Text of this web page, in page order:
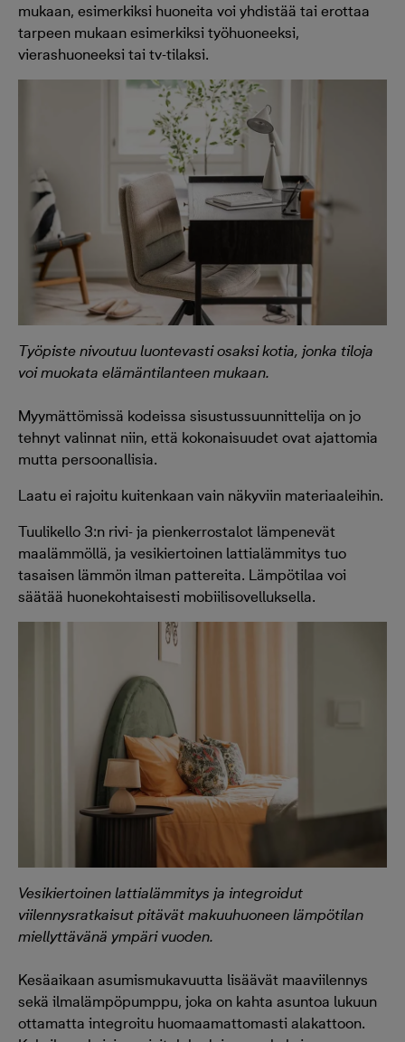
mukaan, esimerkiksi huoneita voi yhdistää tai erottaa
tarpeen mukaan esimerkiksi työhuoneeksi,
vierashuoneeksi tai tv-tilaksi.
Työpiste nivoutuu luontevasti osaksi kotia, jonka tiloja
voi muokata elämäntilanteen mukaan.
Myymättömissä kodeissa sisustussuunnittelija on jo
tehnyt valinnat niin, että kokonaisuudet ovat ajattomia
mutta persoonallisia.
Laatu ei rajoitu kuitenkaan vain näkyviin materiaaleihin.
Tuulikello 3:n rivi- ja pienkerrostalot lämpenevät
maalämmöllä, ja vesikiertoinen lattialämmitys tuo
tasaisen lämmön ilman pattereita. Lämpötilaa voi
säätää huonekohtaisesti mobiilisovelluksella.
Vesikiertoinen lattialämmitys ja integroidut
viilennysratkaisut pitävät makuuhuoneen lämpötilan
miellyttävänä ympäri vuoden.
Kesäaikaan asumismukavuutta lisäävät maaviilennys
sekä ilmalämpöpumppu, joka on kahta asuntoa lukuun
ottamatta integroitu huomaamattomasti alakattoon.